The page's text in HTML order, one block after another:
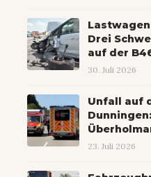
Drei
auf der
30. Juli 2026
Unfall auf
23. Juli 2026